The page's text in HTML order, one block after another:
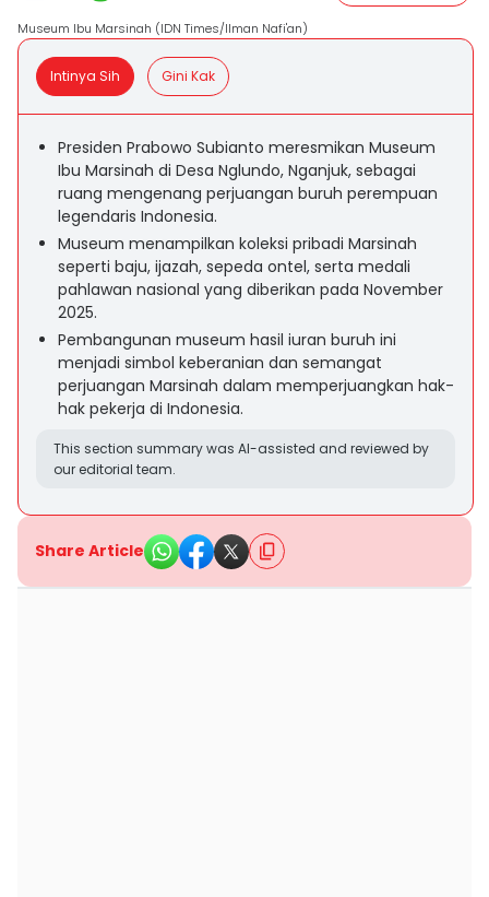
Museum Ibu Marsinah (IDN Times/Ilman Nafi'an)
Intinya Sih Gini Kak
Presiden Prabowo Subianto meresmikan Museum
Ibu Marsinah di Desa Nglundo, Nganjuk, sebagai
ruang mengenang perjuangan buruh perempuan
legendaris Indonesia.
Museum menampilkan koleksi pribadi Marsinah
seperti baju, ijazah, sepeda ontel, serta medali
pahlawan nasional yang diberikan pada November
2025.
Pembangunan museum hasil iuran buruh ini
menjadi simbol keberanian dan semangat
perjuangan Marsinah dalam memperjuangkan hak-
hak pekerja di Indonesia.
This section summary was AI-assisted and reviewed by
our editorial team.
Share Article